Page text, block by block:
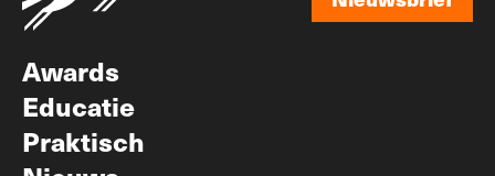
Awards
Educatie
Praktisch